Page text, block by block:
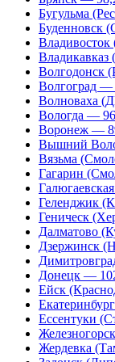
Бугульма
Буденновск
Волгодонск
Волгоград —
Волноваха
Вологда —
Воронеж —
Вышний
Вязьма
Гагарин
Геленджик
Геническ
Далматово
Дзержинск
Донецк —
Ейск
Ессентуки
Жердевка